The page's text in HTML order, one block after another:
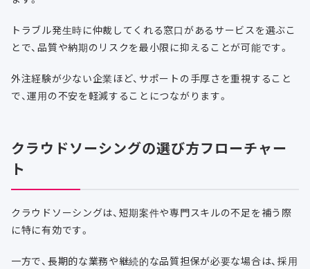
トラブル発生時に仲裁してくれる窓口があるサービスを選ぶこ
とで、品質や納期のリスクを最小限に抑えることが可能です。
外注経験が少ない企業ほど、サポートの手厚さを重視すること
で、運用の不安を軽減することにつながります。
クラウドソーシングの選び方フローチャー
ト
クラウドソーシングは、短期案件や専門スキルの不足を補う際
に特に有効です。
一方で、長期的な業務や継続的な品質担保が必要な場合は、採用